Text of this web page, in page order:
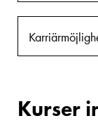
Kurser